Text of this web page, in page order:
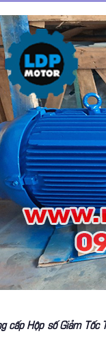
cấp Hộp số Giảm